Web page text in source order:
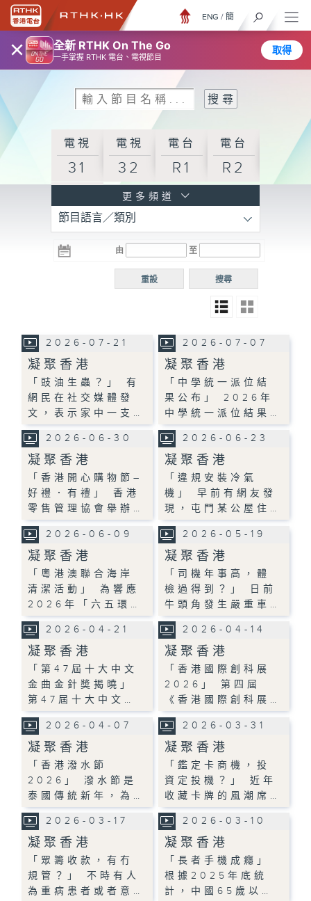
× 全新 RTHK On The Go
一手掌握 RTHK 電台、電視節目
取得
ENG / 簡
電視
31
電視
32
電台
R1
電台
R2
R3
電台 電台
R5
電台
普通
更多頻道
節目語言／類別
由 至
搜尋
重設
2026-07-21
凝聚香港
「豉油生蟲？」 有
網民在社交媒體發
文，表示家中一支…
2026-07-07
凝聚香港
「中學統一派位結
果公布」 2026年
中學統一派位結果…
2026-06-30
凝聚香港
「香港開心購物節–
好禮．有禮」 香港
零售管理協會舉辦…
2026-06-23
凝聚香港
「違規安裝冷氣
機」 早前有網友發
現，屯門某公屋住…
2026-06-09
凝聚香港
「粵港澳聯合海岸
清潔活動」 為響應
2026年「六五環…
2026-05-19
凝聚香港
「司機年事高，體
檢過得到？」 日前
牛頭角發生嚴重車…
2026-04-21
凝聚香港
「第47屆十大中文
金曲金針奬揭曉」
第47屆十大中文…
2026-04-14
凝聚香港
「香港國際創科展
2026」 第四屆
《香港國際創科展…
2026-04-07
凝聚香港
「香港潑水節
2026」 潑水節是
泰國傳統新年，為…
2026-03-31
凝聚香港
「鑑定卡商機，投
資定投機？」 近年
收藏卡牌的風潮席…
2026-03-17
凝聚香港
「眾籌收款，有冇
規管？」 不時有人
為重病患者或者意…
2026-03-10
凝聚香港
「長者手機成癮」
根據2025年底統
計，中國65歲以…